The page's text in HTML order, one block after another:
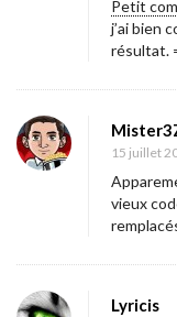
Petit
j’ai bien
résultat.
15 juillet
vieux
Lyricis